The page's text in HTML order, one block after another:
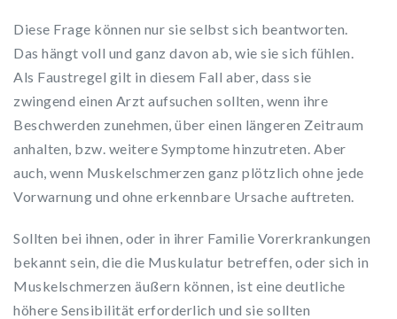
Diese Frage können nur sie selbst sich beantworten.
Das hängt voll und ganz davon ab, wie sie sich fühlen.
Als Faustregel gilt in diesem Fall aber, dass sie
zwingend einen Arzt aufsuchen sollten, wenn ihre
Beschwerden zunehmen, über einen längeren Zeitraum
anhalten, bzw. weitere Symptome hinzutreten. Aber
auch, wenn Muskelschmerzen ganz plötzlich ohne jede
Vorwarnung und ohne erkennbare Ursache auftreten.
Sollten bei ihnen, oder in ihrer Familie Vorerkrankungen
bekannt sein, die die Muskulatur betreffen, oder sich in
Muskelschmerzen äußern können, ist eine deutliche
höhere Sensibilität erforderlich und sie sollten